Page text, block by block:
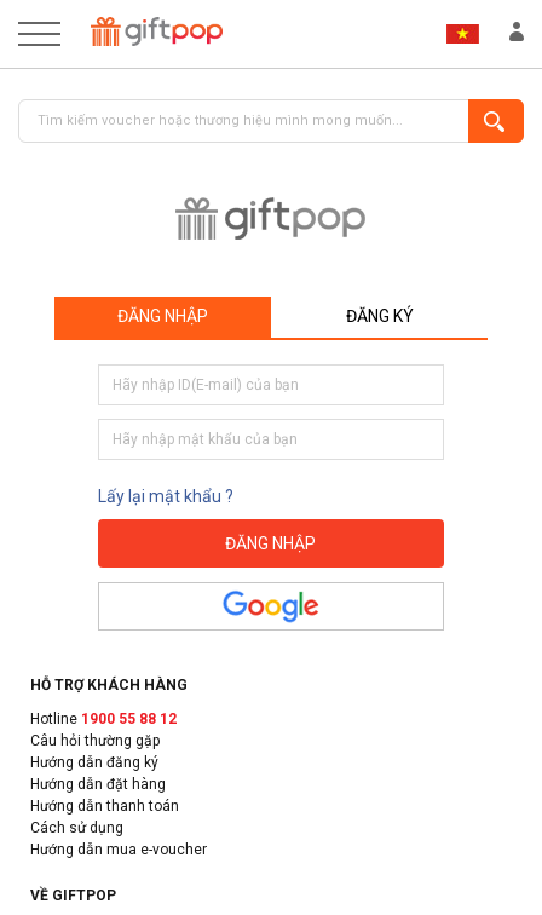
ĐĂNG NHẬP ĐĂNG KÝ
Lấy lại mật khẩu ?
HỖ TRỢ KHÁCH HÀNG
Hotline 1900 55 88 12
Câu hỏi thường gặp
Hướng dẫn đăng ký
Hướng dẫn đặt hàng
Hướng dẫn thanh toán
Cách sử dụng
Hướng dẫn mua e-voucher
VỀ GIFTPOP